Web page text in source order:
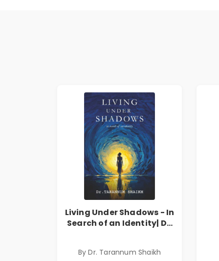
Living Under Shadows - In
Search of an Identity| Dr.
By Dr. Tarannum Shaikh